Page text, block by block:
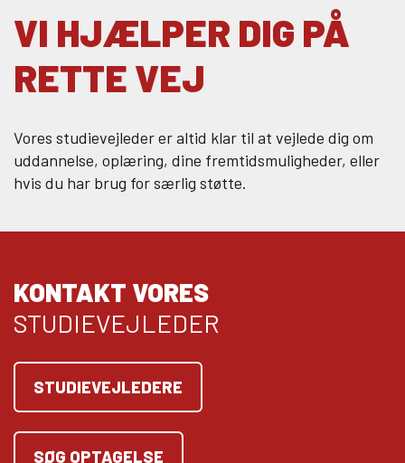
VI HJÆLPER DIG PÅ
RETTE VEJ
Vores studievejleder er altid klar til at vejlede dig om
uddannelse, oplæring, dine fremtidsmuligheder, eller
hvis du har brug for særlig støtte.
KONTAKT VORES
STUDIEVEJLEDER
STUDIEVEJLEDERE
SØG OPTAGELSE